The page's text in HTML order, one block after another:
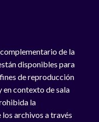
de la
disponibles para
de reproducción
en contexto de sala
la
archivos a través